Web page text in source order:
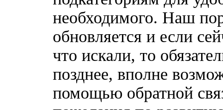
необходимого. Наш
обновляется и если
что искали, то
позднее, вполне
помощью обратной